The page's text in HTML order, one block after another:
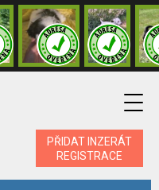
PŘIDAT INZERÁT
REGISTRACE